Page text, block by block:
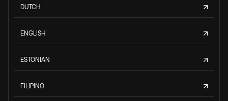
DUTCH
ENGLISH
ESTONIAN
FILIPINO